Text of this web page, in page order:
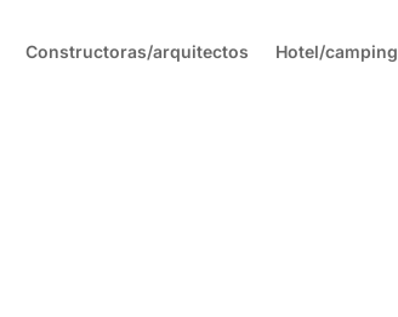
Constructoras/arquitectos Hotel/camping